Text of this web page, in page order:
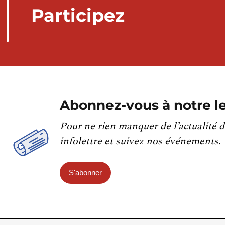
Participez
Abonnez-vous à notre
Pour ne rien manquer de l’actualité
infolettre et suivez nos événements.
S'abonner